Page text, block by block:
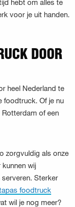
hebt om alles te
voor je uit handen.
DOOR
heel Nederland te
foodtruck. Of je nu
Rotterdam of een
zorgvuldig als onze
wij
Sterker
foodtruck
wil je nog meer?